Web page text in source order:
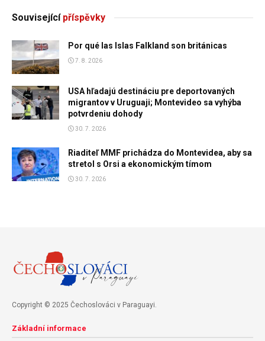
Souvisejícípříspěvky
Por qué las Islas Falkland son británicas
7. 8. 2026
USA hľadajú destináciu pre deportovaných
migrantov v Uruguaji; Montevideo sa vyhýba
potvrdeniu dohody
30. 7. 2026
Riaditeľ MMF prichádza do Montevidea, aby sa
stretol s Orsi a ekonomickým tímom
30. 7. 2026
Copyright © 2025 Čechoslováci v Paraguayi.
Základní informace